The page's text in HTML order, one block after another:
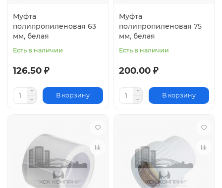
Муфта
полипропиленовая 63
мм, белая
Есть в наличии
126.50 ₽
В корзину
Муфта
полипропиленовая 75
мм, белая
Есть в наличии
200.00 ₽
В корзину